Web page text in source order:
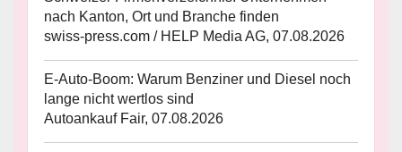
nach Kanton, Ort und Branche finden
swiss-press.com / HELP Media AG, 07.08.2026
E-Auto-Boom: Warum Benziner und Diesel noch
lange nicht wertlos sind
Autoankauf Fair, 07.08.2026